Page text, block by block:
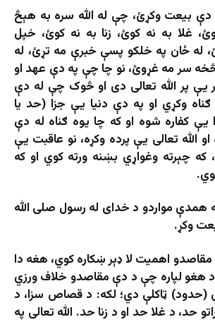
دې بیعت وکړئ، چې له الله سره به هېڅ
غلا به نه کوئ، زنا به نه کوئ، خپل
له ځان په خلکو پسې خبرې مه تړئ، له
څخه سر مه غړوئ، نو چا چې په دې عهد او
یې پر الله تعالی دی او څوک چې له دې
وکړي او په دې دنیا یې جزا (حد یا
یې کفاره شوه او که چا یوه ګناه له دې
الله تعالی یې پرده وکړه، نو عاقبت یې
چېرته وغواړي بښنه ورته کوي او که
همدې مواردو د خدای له رسول صلی الله
وکړ.
اهمیت لا ډېر ښکاره کوي، هغه دا
د هغو لپاره چې د دې مقاصدو خلاف ورزي
(حدود) ټاکلې دي؛ لکه: د قصاص سزا، د
حد، د غلا حد او د زنا حد. الله تعالی په